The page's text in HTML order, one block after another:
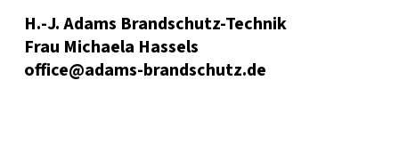
H.-J. Adams Brandschutz-Technik
Frau Michaela Hassels
office@adams-brandschutz.de